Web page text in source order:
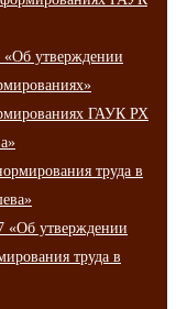
утверждении
ГАУК РХ
труда в
«Об утверждении
труда в